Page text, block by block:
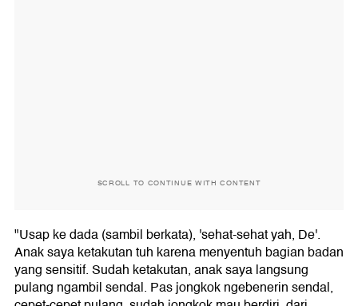
SCROLL TO CONTINUE WITH CONTENT
"Usap ke dada (sambil berkata), 'sehat-sehat yah, De'.
Anak saya ketakutan tuh karena menyentuh bagian badan
yang sensitif. Sudah ketakutan, anak saya langsung
pulang ngambil sendal. Pas jongkok ngebenerin sendal,